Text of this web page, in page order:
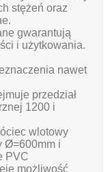
stężeń oraz
gwarantują
i użytkowania.
nawet
przedział
1200 i
wlotowy
Ø=600mm i
PVC
możliwość